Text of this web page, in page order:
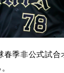
季非公式試合